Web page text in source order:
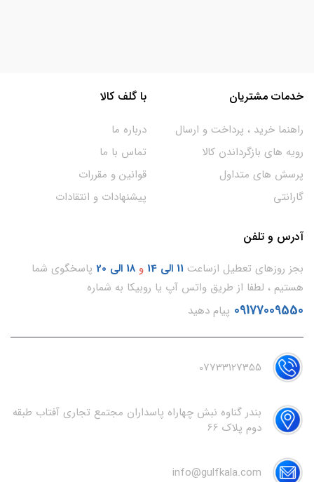
خدمات مشتریان
راهنما خرید ، پرداخت و ارسال
رویه های بازگرداندن کالا
پرسش های متداول
گارانتی
با گلف کالا
درباره ما
تماس با ما
قوانین و مقررات
پیشنهادات و انتقادات
آدرس و تلفن
بجز روزهای تعطیل ازساعت 11 الی 14 و 18 الی 20
پاسخگوی شما
هستیم ، لطفا از طریق واتس آپ یا روبیکا به شماره
09177009550 پیام دهید
07733127355
بندر گناوه نبش چهاراه پاسداران مجتمع تجاری آفتاب طبقه
دوم پلاک 66
info@gulfkala.com